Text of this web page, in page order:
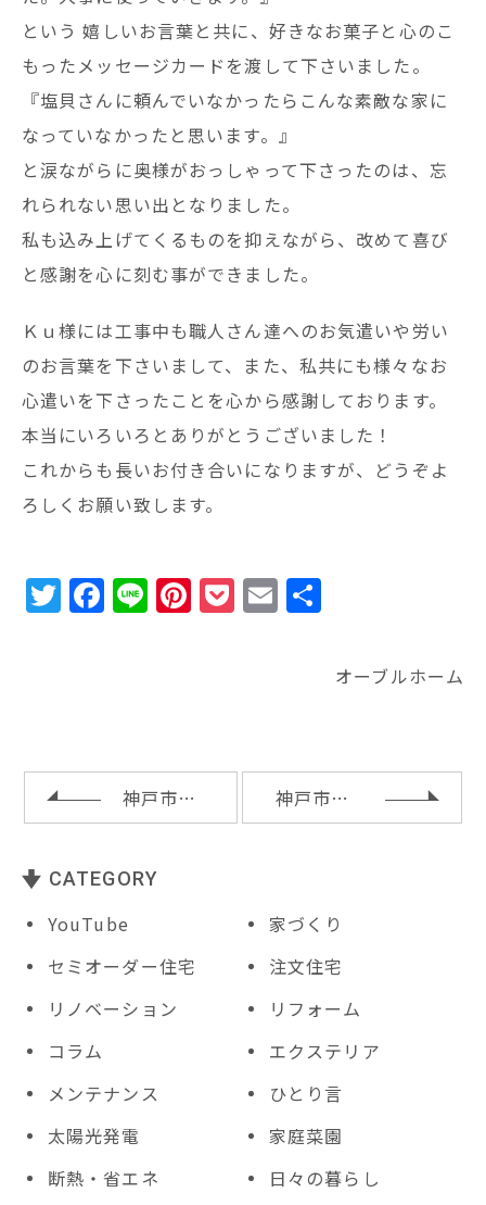
という 嬉しいお言葉と共に、好きなお菓子と心のこ
もったメッセージカードを渡して下さいました。
『塩貝さんに頼んでいなかったらこんな素敵な家に
なっていなかったと思います。』
と涙ながらに奥様がおっしゃって下さったのは、忘
れられない思い出となりました。
私も込み上げてくるものを抑えながら、改めて喜び
と感謝を心に刻む事ができました。
Ｋｕ様には工事中も職人さん達へのお気遣いや労い
のお言葉を下さいまして、また、私共にも様々なお
心遣いを下さったことを心から感謝しております。
本当にいろいろとありがとうございました！
これからも長いお付き合いになりますが、どうぞよ
ろしくお願い致します。
T
w
F
a
o
o
k
Li
n
Pi
n
st
P
o
t
E
m
オーブルホーム
神戸市垂水区Ｔ様邸の地鎮祭 神戸市垂水区ＫＹ様邸土台敷き
CATEGORY
YouTube
家づくり
セミオーダー住宅
注文住宅
リノベーション
リフォーム
コラム
エクステリア
メンテナンス
ひとり言
太陽光発電
家庭菜園
断熱・省エネ
日々の暮らし